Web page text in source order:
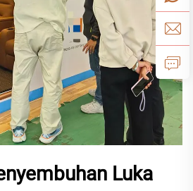
Luka